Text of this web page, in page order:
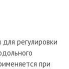
регулировки
при